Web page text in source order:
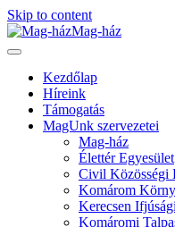
Skip to content
Mag-ház
Kezdőlap
Híreink
Támogatás
MagUnk szervezetei
Mag-ház
Élettér Egyesület
Civil Közösségi
Komárom
Kerecsen
Komáromi